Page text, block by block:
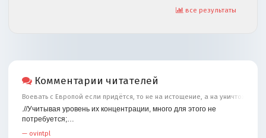
все результаты
Комментарии читателей
Воевать с Европой если придётся, то не на истощение, а на уничтожение
.//Учитывая уровень их концентрации, много для этого не
потребуется;…
— ovintpl